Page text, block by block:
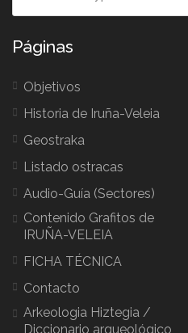
Páginas
Objetivos
Historia de Iruña-Veleia
Geostraka
Listado ostracas
Audio-Guía (Sectores)
Contenido Grafitos de
IRUÑA-VELEIA
FICHA TÉCNICA
Contacto
Arkeologia Hiztegia /
Diccionario arqueológico